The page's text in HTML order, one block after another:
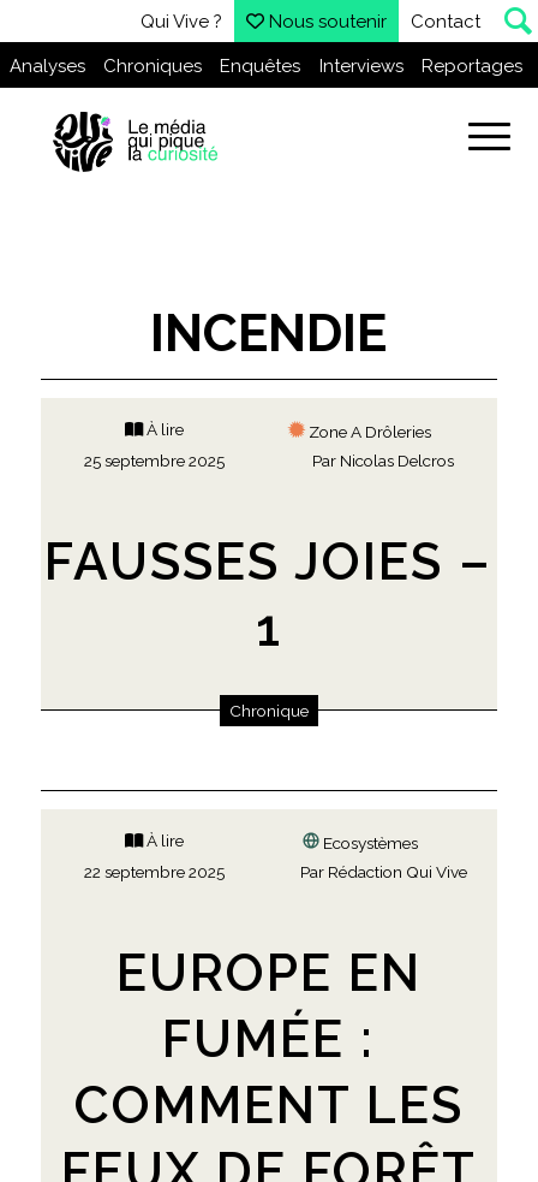
Qui Vive ? Nous soutenir Contact
Analyses Chroniques Enquêtes Interviews Reportages
INCENDIE
À lire
Zone A Drôleries
25 septembre 2025
Par Nicolas Delcros
FAUSSES JOIES –
1
Chronique
À lire
Ecosystèmes
22 septembre 2025
Par Rédaction Qui Vive
EUROPE EN
FUMÉE :
COMMENT LES